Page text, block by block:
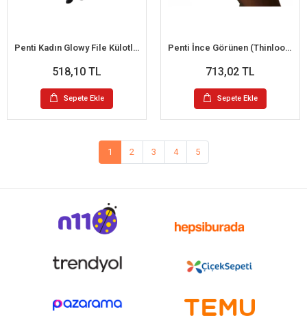
Penti Kadın Glowy File Külotlu Çorap
518,10 TL
Sepete Ekle
Penti İnce Görünen (Thinlooking) Termal Tayt
713,02 TL
Sepete Ekle
1 2 3 4 5